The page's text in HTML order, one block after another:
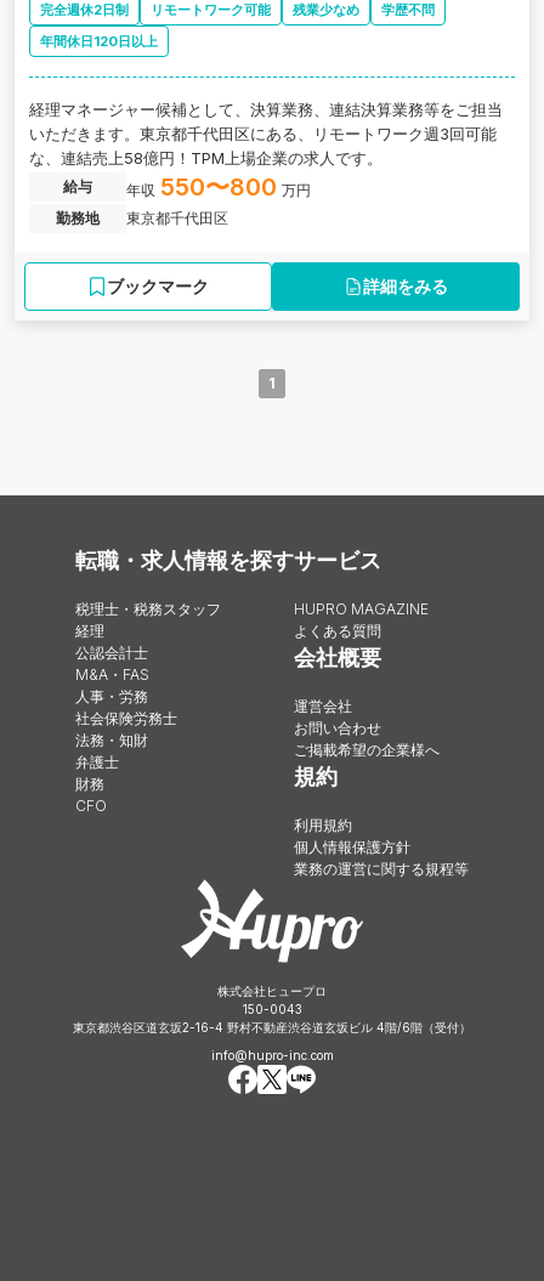
完全週休2日制 リモートワーク可能 残業少なめ
学歴不問
年間休日120日以上
経理マネージャー候補として、決算業務、連結決算業務等をご担当
いただきます。東京都千代田区にある、リモートワーク週3回可能
な、連結売上58億円！TPM上場企業の求人です。
給与 年収 550〜800 万円
勤務地
東京都千代田区
ブックマーク 詳細をみる
1
転職・求人情報を探す
税理士・税務スタッフ
経理
公認会計士
M&A・FAS
人事・労務
社会保険労務士
法務・知財
弁護士
財務
CFO
サービス
HUPRO MAGAZINE
よくある質問
会社概要
運営会社
お問い合わせ
ご掲載希望の企業様へ
規約
利用規約
個人情報保護方針
業務の運営に関する規程等
株式会社ヒュープロ
150-0043
東京都渋谷区道玄坂2-16-4 野村不動産渋谷道玄坂ビル 4階/6階（受付）
info@hupro-inc.com